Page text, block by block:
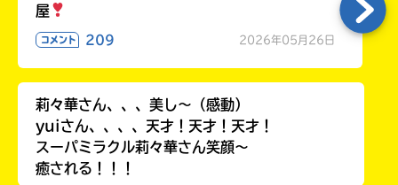
屋
コメント 209 2026年05月26日
莉々華さん、、、美し〜（感動）
yuiさん、、、、天才！天才！天才！
スーパミラクル莉々華さん笑顔〜
癒される！！！